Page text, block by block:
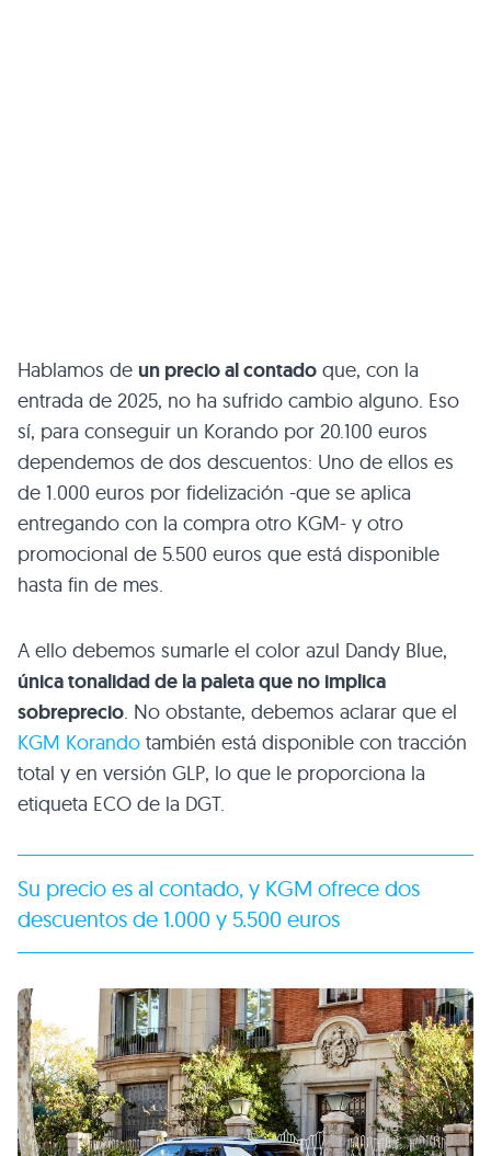
entregando con la compra otro KGM- y otro
promocional de 5.500 euros que está disponible
hasta fin de mes.
A ello debemos sumarle el color azul Dandy Blue,
única tonalidad de la paleta que no implica
sobreprecio. No obstante, debemos aclarar que el
KGM Korandotambién está disponible con tracción
etiqueta ECO de la DGT.
Su precio es al contado, y KGM ofrece dos
descuentos de 1.000 y 5.500 euros